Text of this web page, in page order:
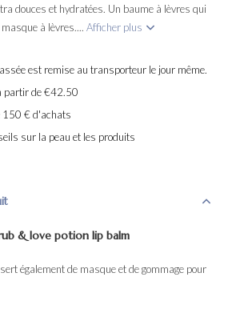
douces et hydratées. Un baume à lèvres qui
à lèvres....Afficher plus
est remise au transporteur le jour même.
partir de €42.50
150 € d'achats
sur la peau et les produits
& love potion lip balm
également de masque et de gommage pour